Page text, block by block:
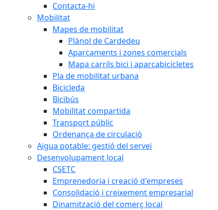
Contacta-hi
Mobilitat
Mapes de mobilitat
Plànol de Cardedeu
Aparcaments i zones comercials
Mapa carrils bici i aparcabicicletes
Pla de mobilitat urbana
Bicicleda
Bicibús
Mobilitat compartida
Transport públic
Ordenança de circulació
Aigua potable: gestió del servei
Desenvolupament local
CSETC
Emprenedoria i creació d'empreses
Consolidació i creixement empresarial
Dinamització del comerç local